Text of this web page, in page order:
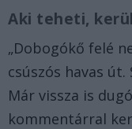
Aki teheti,
„Dobogókő felé
csúszós havas
Már vissza is
kommentárral